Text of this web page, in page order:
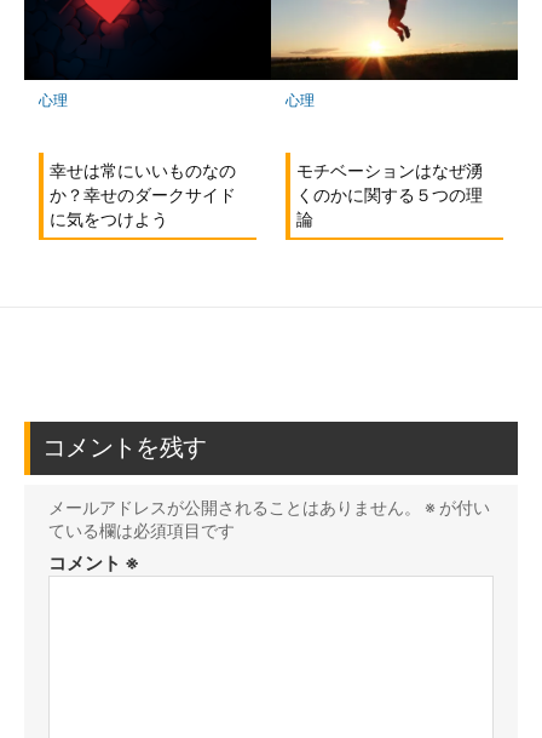
心理
幸せは常にいいものなの
か？幸せのダークサイド
に気をつけよう
心理
モチベーションはなぜ湧
くのかに関する５つの理
論
コメントを残す
メールアドレスが公開されることはありません。 ※ が付い
ている欄は必須項目です
コメント ※